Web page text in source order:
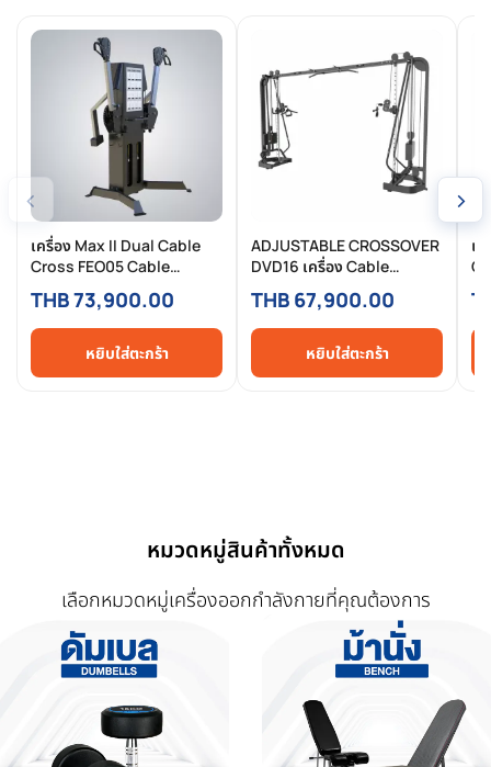
‹
เครื่อง Max II Dual Cable
Cross FEO05 Cable
Crossover สำหรับฟิตเนส
Commercial & Functional
Training
THB 73,900.00
หยิบใส่ตะกร้า
ADJUSTABLE CROSSOVER
DVD16 เครื่อง Cable
Crossover Commercial
ประหยัดพื้นที่ สำหรับฟิตเนส
และงานโครงการ
THB 67,900.00
หยิบใส่ตะกร้า
เ
ส
›
หมวดหมู่สินค้าทั้งหมด
เลือกหมวดหมู่เครื่องออกกำลังกายที่คุณต้องการ